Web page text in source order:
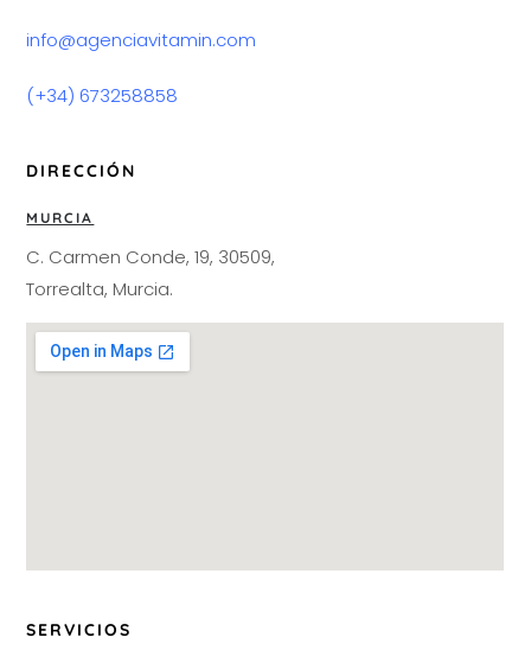
info@agenciavitamin.com
(+34) 673258858
DIRECCIÓN
MURCIA
C. Carmen Conde, 19, 30509,
Torrealta, Murcia.
SERVICIOS